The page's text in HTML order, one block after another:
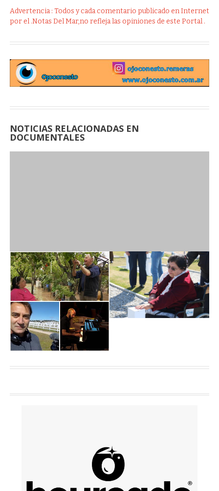
Advertencia : Todos y cada comentario publicado en Internet
por el .Notas Del Mar,no refleja las opiniones de este Portal .
NOTICIAS RELACIONADAS EN
DOCUMENTALES